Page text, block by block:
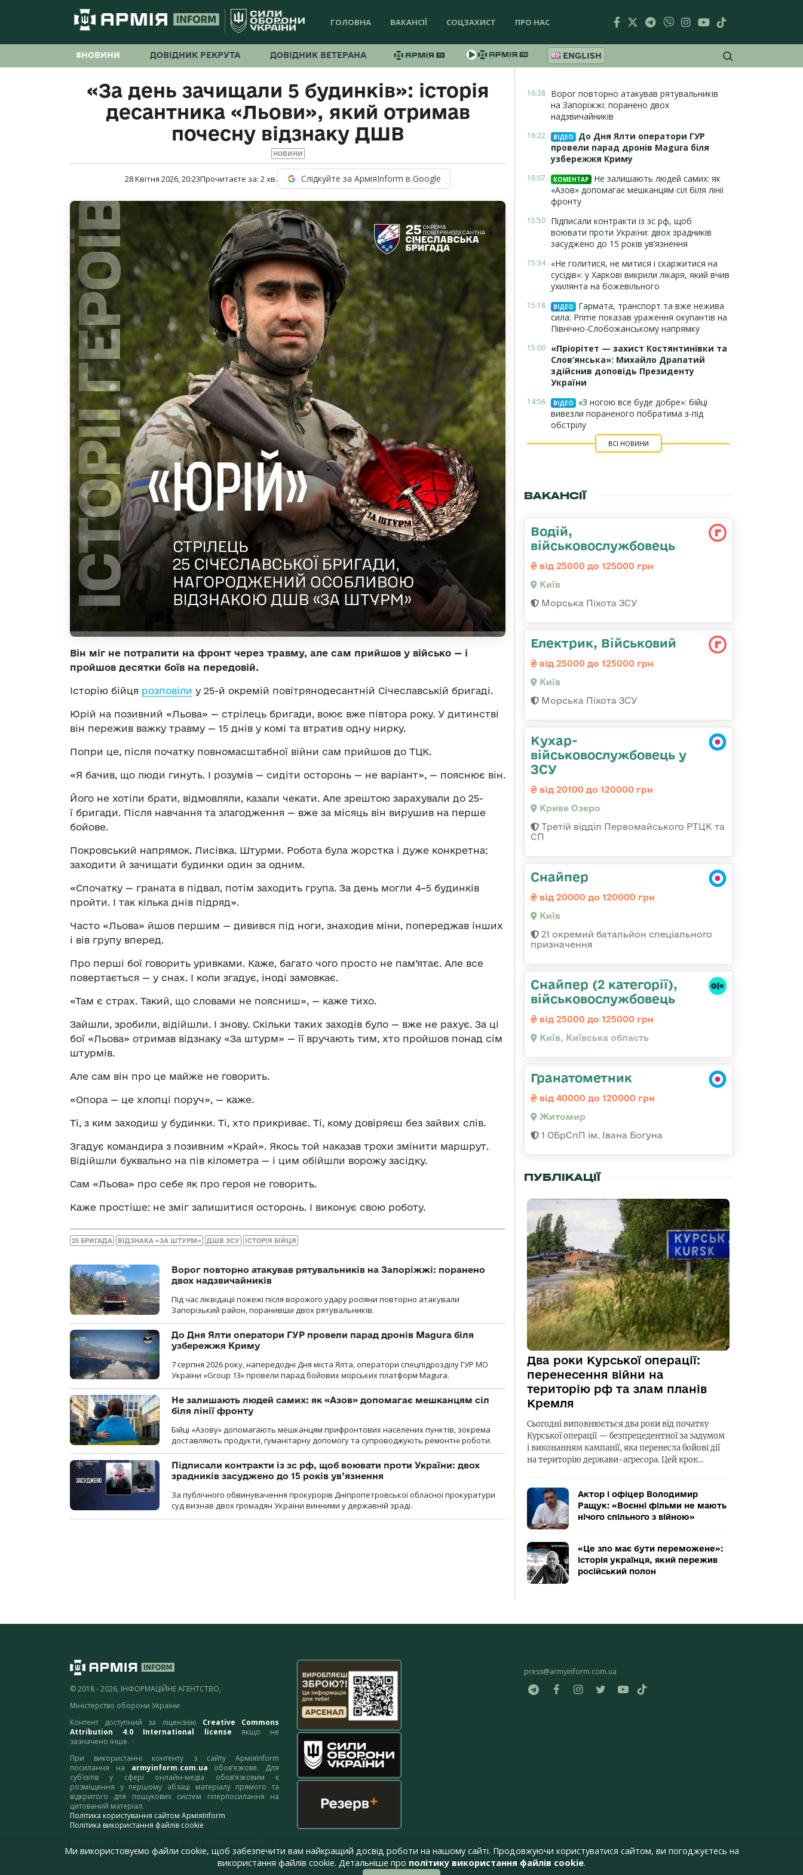
ГОЛОВНА ВАКАНСІЇ СОЦЗАХИСТ ПРО НАС
#НОВИНИ ДОВІДНИК РЕКРУТА ДОВІДНИК ВЕТЕРАНА ENGLISH
«За день зачищали 5 будинків»: історія
десантника «Льови», який отримав
почесну відзнаку ДШВ
НОВИНИ
28 Квітня 2026, 20:23Прочитаєте за: 2хв. Слідкуйте за АрміяInform в Google
Він міг не потрапити на фронт через травму, але сам прийшов у військо — і
пройшов десятки боїв на передовій.
Історію бійця розповіли у 25-й окремій повітрянодесантній Січеславській бригаді.
Юрій на позивний «Льова» — стрілець бригади, воює вже півтора року. У дитинстві
він пережив важку травму — 15 днів у комі та втратив одну нирку.
Попри це, після початку повномасштабної війни сам прийшов до ТЦК.
«Я бачив, що люди гинуть. І розумів — сидіти осторонь — не варіант», — пояснює він.
Його не хотіли брати, відмовляли, казали чекати. Але зрештою зарахували до 25-
ї бригади. Після навчання та злагодження — вже за місяць він вирушив на перше
бойове.
Покровський напрямок. Лисівка. Штурми. Робота була жорстка і дуже конкретна:
заходити й зачищати будинки один за одним.
«Спочатку — граната в підвал, потім заходить група. За день могли 4–5 будинків
пройти. І так кілька днів підряд».
Часто «Льова» йшов першим — дивився під ноги, знаходив міни, попереджав інших
і вів групу вперед.
Про перші бої говорить уривками. Каже, багато чого просто не пам’ятає. Але все
повертається — у снах. І коли згадує, іноді замовкає.
«Там є страх. Такий, що словами не поясниш», — каже тихо.
Зайшли, зробили, відійшли. І знову. Скільки таких заходів було — вже не рахує. За ці
бої «Льова» отримав відзнаку «За штурм» — її вручають тим, хто пройшов понад сім
штурмів.
Але сам він про це майже не говорить.
«Опора — це хлопці поруч», — каже.
Ті, з ким заходиш у будинки. Ті, хто прикриває. Ті, кому довіряєш без зайвих слів.
Згадує командира з позивним «Край». Якось той наказав трохи змінити маршрут.
Відійшли буквально на пів кілометра — і цим обійшли ворожу засідку.
Сам «Льова» про себе як про героя не говорить.
Каже простіше: не зміг залишитися осторонь. І виконує свою роботу.
25 БРИГАДА ВІДЗНАКА «ЗА ШТУРМ» ДШВ ЗСУ ІСТОРІЯ БІЙЦЯ
Ворог повторно атакував рятувальників на Запоріжжі: поранено
двох надзвичайників
Під час ліквідації пожежі після ворожого удару росіяни повторно атакували
Запорізький район, поранивши двох рятувальників.
До Дня Ялти оператори ГУР провели парад дронів Magura біля
узбережжя Криму
7 серпня 2026 року, напередодні Дня міста Ялта, оператори спецпідрозділу ГУР МО
України «Group 13» провели парад бойових морських платформ Magura.
Не залишають людей самих: як «Азов» допомагає мешканцям сіл
біля лінії фронту
Бійці «Азову» допомагають мешканцям прифронтових населених пунктів, зокрема
доставляють продукти, гуманітарну допомогу та супроводжують ремонтні роботи.
Підписали контракти із зс рф, щоб воювати проти України: двох
зрадників засуджено до 15 років ув’язнення
За публічного обвинувачення прокурорів Дніпропетровської обласної прокуратури
суд визнав двох громадян України винними у державній зраді.
16:38 Ворог повторно атакував рятувальників
на Запоріжжі: поранено двох
надзвичайників
16:22 ВІДЕО
До Дня Ялти оператори ГУР
провели парад дронів Magura біля
узбережжя Криму
16:07 КОМЕНТАР
Не залишають людей самих: як
«Азов» допомагає мешканцям сіл біля лінії
фронту
15:50 Підписали контракти із зс рф, щоб
воювати проти України: двох зрадників
засуджено до 15 років ув’язнення
15:34 «Не голитися, не митися і скаржитися на
сусідів»: у Харкові викрили лікаря, який вчив
ухилянта на божевільного
15:18 ВІДЕО
Гармата, транспорт та вже нежива
сила: Prime показав ураження окупантів на
Північно-Слобожанському напрямку
15:00 «Пріорітет — захист Костянтинівки та
Слов’янська»: Михайло Драпатий
здійснив доповідь Президенту
України
14:56 ВІДЕО
«З ногою все буде добре»: бійці
вивезли пораненого побратима з-під
обстрілу
ВСІ НОВИНИ
ВАКАНСІЇ
Водій,
військовослужбовець
від 25000 до 125000 грн
Київ
Морська Піхота ЗСУ
Електрик, Військовий
від 25000 до 125000 грн
Київ
Морська Піхота ЗСУ
Кухар-
військовослужбовець у
ЗСУ
від 20100 до 120000 грн
Криве Озеро
Третій відділ Первомайського РТЦК та
СП
Снайпер
від 20000 до 120000 грн
Київ
21 окремий батальйон спеціального
призначення
Снайпер (2 категорії),
військовослужбовець
від 25000 до 125000 грн
Київ, Київська область
Гранатометник
від 40000 до 120000 грн
Житомир
1 ОБрСпП ім. Івана Богуна
ПУБЛІКАЦІЇ
Два роки Курської операції:
перенесення війни на
територію рф та злам планів
Кремля
Сьогодні виповнюється два роки від початку
Курської операції — безпрецедентної за задумом
і виконанням кампанії, яка перенесла бойові дії
на територію держави-агресора. Цей крок…
Актор і офіцер Володимир
Ращук: «Воєнні фільми не мають
нічого спільного з війною»
«Це зло має бути переможене»:
історія українця, який пережив
російський полон
© 2018 - 2026, ІНФОРМАЦІЙНЕ АГЕНТСТВО,
Міністерство оборони України
Контент доступний за ліцензією Creative Commons
Attribution 4.0 International license якщо не
зазначено інше.
При використанні контенту з сайту АрміяInform
посилання на armyinform.com.ua обов’язкове. Для
суб’єктів у сфері онлайн-медіа обов’язковим є
розміщення у першому абзаці матеріалу прямого та
відкритого для пошукових систем гіперпосилання на
цитований матеріал.
Політика користування сайтом АрміяInform
Політика використання файлів cookie
адресу:webmaster@armyinform.com.ua
press@armyinform.com.ua
Ми використовуємо файли cookie, щоб забезпечити вам найкращий досвід роботи на нашому сайті. Продовжуючи користуватися сайтом, ви погоджуєтесь на
використання файлів cookie. Детальніше про політику використання файлів cookie.